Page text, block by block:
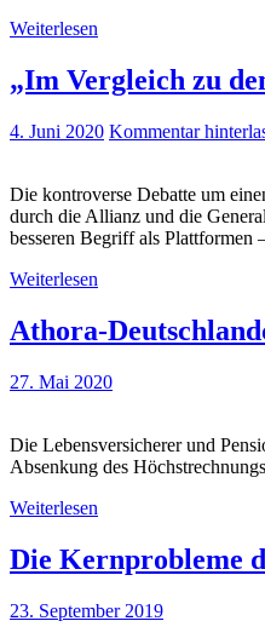
Weiterlesen
„Im Vergleich zu
4. Juni 2020 Kommentar
Die kontroverse Debatte um
durch die Allianz und die
besseren Begriff als Plattformen
Weiterlesen
Athora-
27. Mai 2020
Die Lebensversicherer und
Absenkung des
Weiterlesen
Die Kernprobleme
23. September 2019